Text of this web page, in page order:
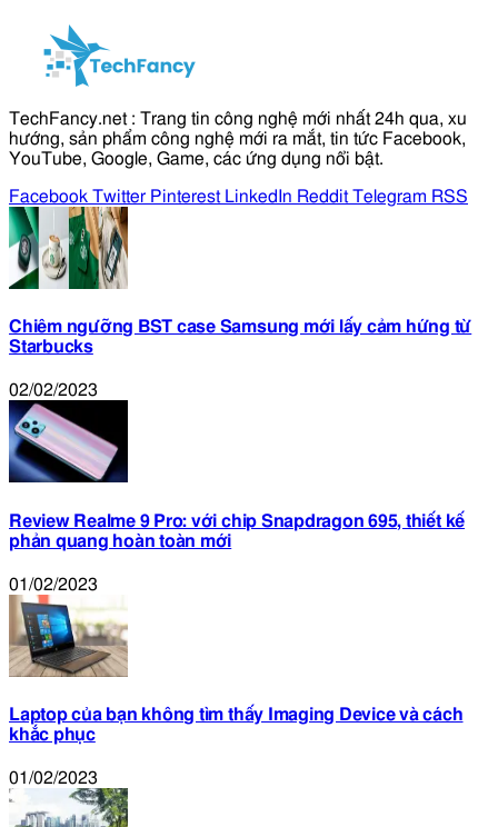
TechFancy.net : Trang tin công nghệ mới nhất 24h qua, xu
hướng, sản phẩm công nghệ mới ra mắt, tin tức Facebook,
YouTube, Google, Game, các ứng dụng nổi bật.
Facebook Twitter Pinterest LinkedIn Reddit Telegram RSS
Chiêm ngưỡng BST case Samsung mới lấy cảm hứng từ
Starbucks
02/02/2023
Review Realme 9 Pro: với chip Snapdragon 695, thiết kế
phản quang hoàn toàn mới
01/02/2023
Laptop của bạn không tìm thấy Imaging Device và cách
khắc phục
01/02/2023